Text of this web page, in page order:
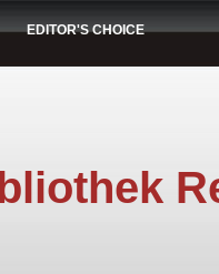
EDITOR'S CHOICE